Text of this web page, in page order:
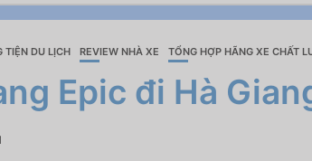
TIỆN DU LỊCH REVIEW NHÀ XE TỔNG HỢP HÃNG XE CHẤT
Epic đi Hà